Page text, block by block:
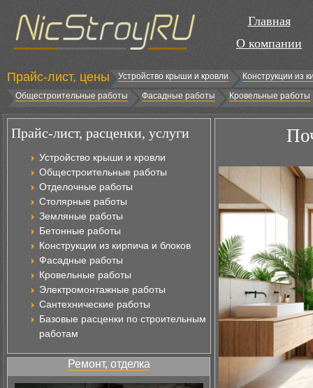
Главная
О компании
Прайс-лист, цены Устройство крыши и кровли
Конструкции из
Общестроительные работы
Фасадные работы Кровельные работы
Прайс-лист, расценки, услуги
Устройство крыши и кровли
Общестроительные работы
Отделочные работы
Столярные работы
Земляные работы
Бетонные работы
Конструкции из кирпича и блоков
Фасадные работы
Кровельные работы
Электромонтажные работы
Сантехнические работы
Базовые расценки по строительным
работам
Ремонт, отделка